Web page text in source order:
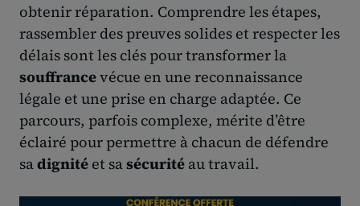
obtenir réparation. Comprendre les étapes,
rassembler des preuves solides et respecter les
délais sont les clés pour transformer la
souffrancevécue en une reconnaissance
légale et une prise en charge adaptée. Ce
parcours, parfois complexe, mérite d’être
éclairé pour permettre à chacun de défendre
sadignité et sasécurité au travail.